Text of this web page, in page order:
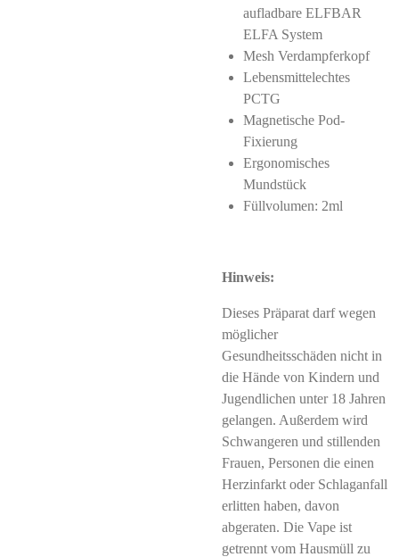
aufladbare ELFBAR
ELFA System
Mesh Verdampferkopf
Lebensmittelechtes
PCTG
Magnetische Pod-
Fixierung
Ergonomisches
Mundstück
Füllvolumen: 2ml
Hinweis:
Dieses Präparat darf wegen
möglicher
Gesundheitsschäden nicht in
die Hände von Kindern und
Jugendlichen unter 18 Jahren
gelangen. Außerdem wird
Schwangeren und stillenden
Frauen, Personen die einen
Herzinfarkt oder Schlaganfall
erlitten haben, davon
abgeraten. Die Vape ist
getrennt vom Hausmüll zu